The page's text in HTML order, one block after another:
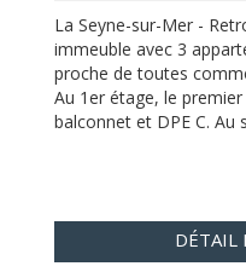
La Seyne-sur-Mer -
immeuble avec 3
proche de toutes
Au 1er étage, le
balconnet et DPE C. Au
DÉTAIL